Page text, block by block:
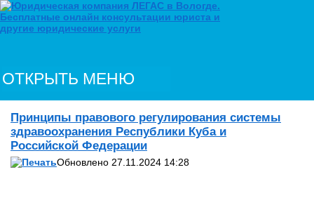
ОТКРЫТЬ МЕНЮ
Принципы правового регулирования системы
здравоохранения Республики Куба и
Российской Федерации
Обновлено 27.11.2024 14:28